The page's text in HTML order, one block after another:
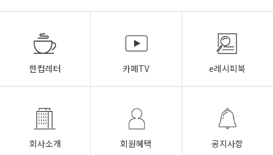
한컵레터 카페TV e레시피북
회사소개 회원혜택 공지사항